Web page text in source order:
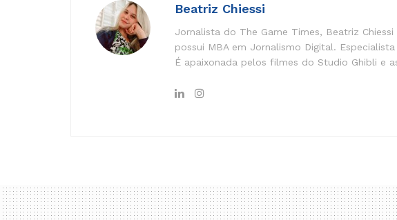
Beatriz Chiessi
Jornalista do The Game Times, Beatriz
possui MBA em Jornalismo Digital.
É apaixonada pelos filmes do Studio Ghibli e